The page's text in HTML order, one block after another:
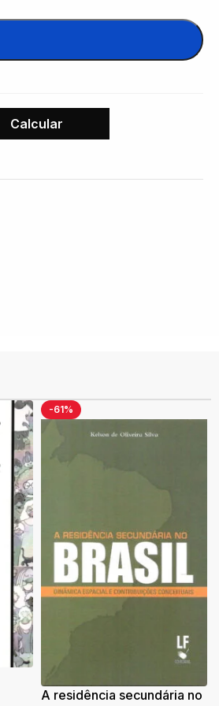
-61%
A residência secundária no